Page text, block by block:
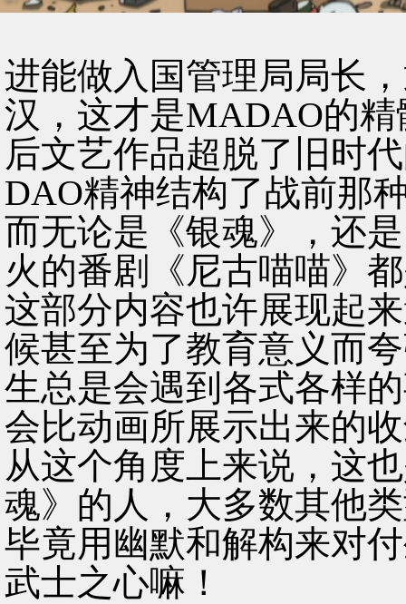
进能做入国管理局局长
汉，这才是MADAO的
后文艺作品超脱了旧时
DAO精神结构了战前那
而无论是《银魂》，还
火的番剧《尼古喵喵》
这部分内容也许展现起
候甚至为了教育意义而
生总是会遇到各式各样
会比动画所展示出来的
从这个角度上来说，这
魂》的人，大多数其他
毕竟用幽默和解构来对
武士之心嘛！